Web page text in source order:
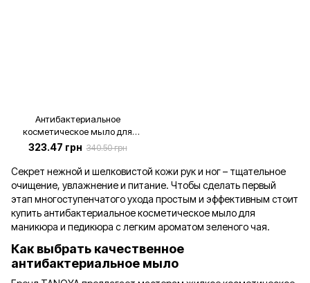
Антибактериальное
косметическое мыло для
маникюра и педикюра, 500 мл
323.47 грн 340.50 грн
Секрет нежной и шелковистой кожи рук и ног – тщательное
очищение, увлажнение и питание. Чтобы сделать первый
этап многоступенчатого ухода простым и эффективным стоит
купить антибактериальное косметическое мыло для
маникюра и педикюра с легким ароматом зеленого чая.
Как выбрать качественное
антибактериальное мыло